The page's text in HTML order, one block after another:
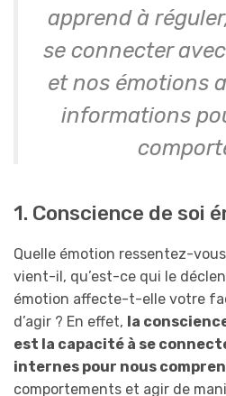
apprend à
se connecter
et nos émotions
informations
1. Conscience de soi
Quelle émotion ressentez-
vient-il, qu’est-ce qui le
émotion affecte-t-elle votre
d’agir ? En effet, la
est la capacité à se
internes pour nous
comportements et agir de